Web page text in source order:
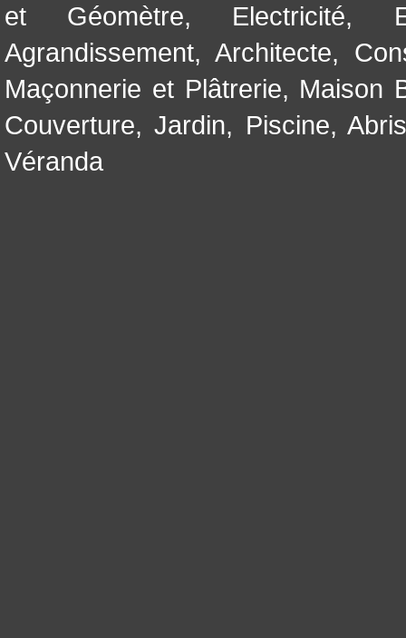
et Géomètre, Electricité,
Agrandissement, Architecte,
Maçonnerie et Plâtrerie, Maison
Couverture,Jardin, Piscine,
Véranda